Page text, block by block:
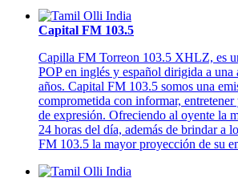
Capital FM 103.5
Capilla FM Torreon 103.5 XHLZ, es
POP en inglés y español dirigida a una
años. Capital FM 103.5 somos una
comprometida con informar,
de expresión. Ofreciendo al oyente la
24 horas del día, además de brindar a
FM 103.5 la mayor proyección de su